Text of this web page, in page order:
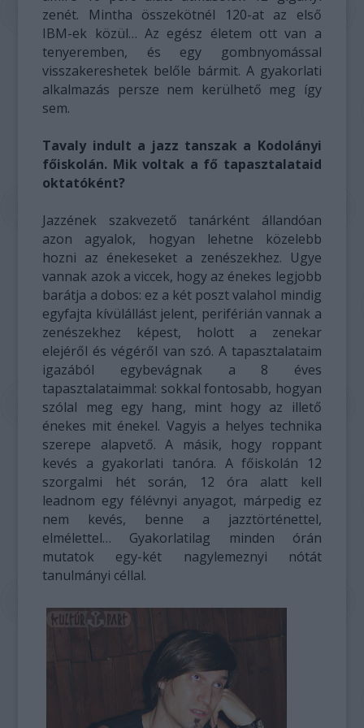
zenét. Mintha összekötnél 120-at az első
IBM-ek közül… Az egész életem ott van a
tenyeremben, és egy gombnyomással
visszakereshetek belőle bármit. A gyakorlati
alkalmazás persze nem kerülhető meg így
sem.
Tavaly indult a jazz tanszak a Kodolányi
főiskolán. Mik voltak a fő tapasztalataid
oktatóként?
Jazzének szakvezető tanárként állandóan
azon agyalok, hogyan lehetne közelebb
hozni az énekeseket a zenészekhez. Ugye
vannak azok a viccek, hogy az énekes legjobb
barátja a dobos: ez a két poszt valahol mindig
egyfajta kívülállást jelent, periférián vannak a
zenészekhez képest, holott a zenekar
elejéről és végéről van szó. A tapasztalataim
igazából egybevágnak a 8 éves
tapasztalataimmal: sokkal fontosabb, hogyan
szólal meg egy hang, mint hogy az illető
énekes mit énekel. Vagyis a helyes technika
szerepe alapvető. A másik, hogy roppant
kevés a gyakorlati tanóra. A főiskolán 12
szorgalmi hét során, 12 óra alatt kell
leadnom egy félévnyi anyagot, márpedig ez
nem kevés, benne a jazztörténettel,
elmélettel… Gyakorlatilag minden órán
mutatok egy-két nagylemeznyi nótát
tanulmányi céllal.